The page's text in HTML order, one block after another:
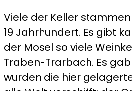
Viele der Keller stammen
19 Jahrhundert. Es gibt
der Mosel so viele
Traben-Trarbach. Es
wurden die hier